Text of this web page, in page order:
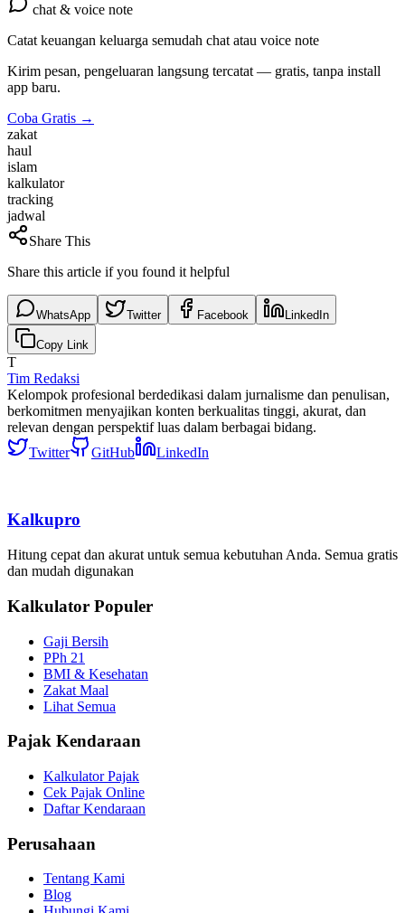
chat & voice note
Catat keuangan keluarga semudah chat atau voice note
Kirim pesan, pengeluaran langsung tercatat — gratis, tanpa install
app baru.
Coba Gratis →
zakat
haul
islam
kalkulator
tracking
jadwal
Share This
Share this article if you found it helpful
WhatsApp Twitter Facebook LinkedIn
Copy Link
T
Tim Redaksi
Kelompok profesional berdedikasi dalam jurnalisme dan penulisan,
berkomitmen menyajikan konten berkualitas tinggi, akurat, dan
relevan dengan perspektif luas dalam berbagai bidang.
Twitter
GitHub LinkedIn
Kalkupro
Hitung cepat dan akurat untuk semua kebutuhan Anda. Semua gratis
dan mudah digunakan
Kalkulator Populer
Gaji Bersih
PPh 21
BMI & Kesehatan
Zakat Maal
Lihat Semua
Pajak Kendaraan
Kalkulator Pajak
Cek Pajak Online
Daftar Kendaraan
Perusahaan
Tentang Kami
Blog